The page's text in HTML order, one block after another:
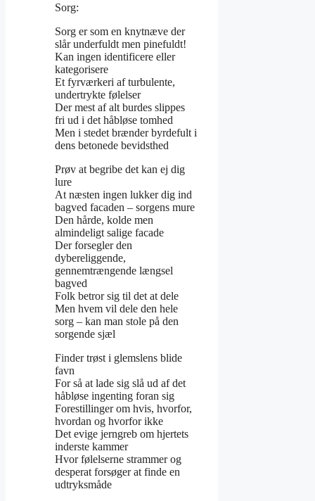
Sorg:
Sorg er som en knytnæve der
slår underfuldt men pinefuldt!
Kan ingen identificere eller
kategorisere
Et fyrværkeri af turbulente,
undertrykte følelser
Der mest af alt burdes slippes
fri ud i det håbløse tomhed
Men i stedet brænder byrdefult i
dens betonede bevidsthed
Prøv at begribe det kan ej dig
lure
At næsten ingen lukker dig ind
bagved facaden – sorgens mure
Den hårde, kolde men
almindeligt salige facade
Der forsegler den
dybereliggende,
gennemtrængende længsel
bagved
Folk betror sig til det at dele
Men hvem vil dele den hele
sorg – kan man stole på den
sorgende sjæl
Finder trøst i glemslens blide
favn
For så at lade sig slå ud af det
håbløse ingenting foran sig
Forestillinger om hvis, hvorfor,
hvordan og hvorfor ikke
Det evige jerngreb om hjertets
inderste kammer
Hvor følelserne strammer og
desperat forsøger at finde en
udtryksmåde